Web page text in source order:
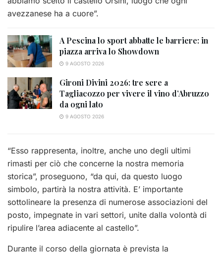
avezzanese ha a cuore”.
A Pescina lo sport abbatte le barriere: in
piazza arriva lo Showdown
9 AGOSTO 2026
Gironi Divini 2026: tre sere a
Tagliacozzo per vivere il vino d’Abruzzo
da ogni lato
9 AGOSTO 2026
“Esso rappresenta, inoltre, anche uno degli ultimi
rimasti per ciò che concerne la nostra memoria
storica”, proseguono, “da qui, da questo luogo
simbolo, partirà la nostra attività. E’ importante
sottolineare la presenza di numerose associazioni del
posto, impegnate in vari settori, unite dalla volontà di
ripulire l’area adiacente al castello”.
Durante il corso della giornata è prevista la